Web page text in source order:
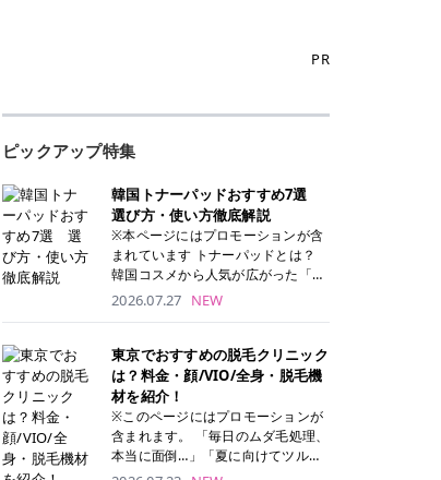
PR
ピックアップ特集
韓国トナーパッドおすすめ7選
選び方・使い方徹底解説
※本ページにはプロモーションが含
まれています トナーパッドとは？
韓国コスメから人気が広がった「ト
ナーパッド」は、化粧水や美容液を
トナーパッドは洗顔後に肌をやさし
く拭き取ることで、古い角質や余分
な皮脂汚れをオフしながら、うるお
いを与えられるのが特徴✨ さらに、
気になる部分には数分のせて部分用
パックとしても使用できるため、1
2026.07.27 NEW
東京でおすすめの脱毛クリニック
は？料金・顔/VIO/全身・脱毛機
材を紹介！
※このページにはプロモーションが
含まれます。 「毎日のムダ毛処理、
本当に面倒…」「夏に向けてツルツ
ル肌になりたい！」 そう思って東京